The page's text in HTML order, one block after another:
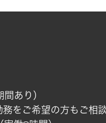
あり）
をご希望の方もご相